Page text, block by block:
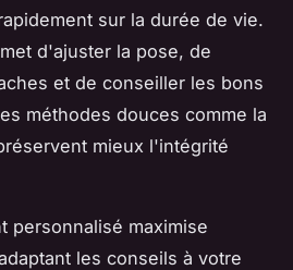
sur la durée de vie.
d'ajuster la pose, de
et de conseiller les bons
méthodes douces comme la
mieux l'intégrité
personnalisé maximise
les conseils à votre